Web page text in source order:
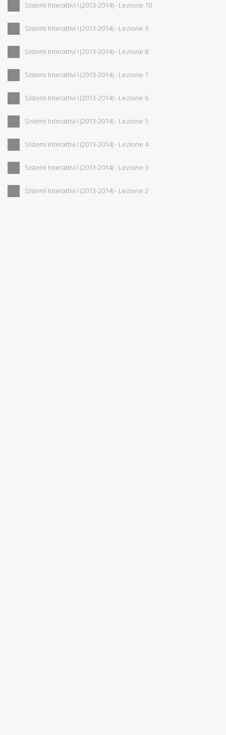
Sistemi Interattivi I (2013-2014) - Lezione 10
Sistemi Interattivi I (2013-2014) - Lezione 9
Sistemi Interattivi I (2013-2014) - Lezione 8
Sistemi Interattivi I (2013-2014) - Lezione 7
Sistemi Interattivi I (2013-2014) - Lezione 6
Sistemi Interattivi I (2013-2014) - Lezione 5
Sistemi Interattivi I (2013-2014) - Lezione 4
Sistemi Interattivi I (2013-2014) - Lezione 3
Sistemi Interattivi I (2013-2014) - Lezione 2